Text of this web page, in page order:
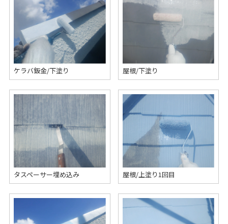
ケラバ鈑金/下塗り 屋根/下塗り
タスペーサー埋め込み 屋根/上塗り1回目